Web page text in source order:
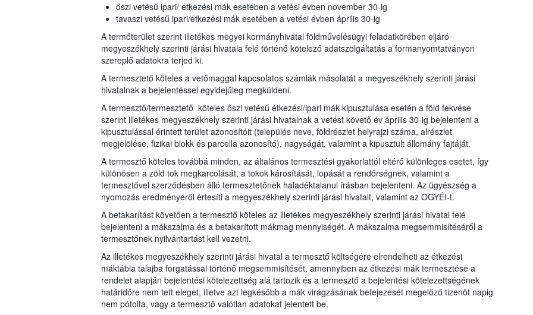
őszi vetésű ipari/ étkezési mák esetében a vetési évben november 30-ig
tavaszi vetésű ipari/étkezési mák esetében a vetési évben április 30-ig
A termőterület szerint illetékes megyei kormányhivatal földművelésügyi feladatkörében eljáró
megyeszékhely szerinti járási hivatala felé történő kötelező adatszolgáltatás a formanyomtatványon
szereplő adatokra terjed ki.
A termesztető köteles a vetőmaggal kapcsolatos számlák másolatát a megyeszékhely szerinti járási
hivatalnak a bejelentéssel egyidejűleg megküldeni.
A termesztő/termesztető köteles őszi vetésű étkezési/ipari mák kipusztulása esetén a föld fekvése
szerint illetékes megyeszékhely szerinti járási hivatalnak a vetést követő év április 30-ig bejelenteni a
kipusztulással érintett terület azonosítóit (település neve, földrészlet helyrajzi száma, alrészlet
megjelölése, fizikai blokk és parcella azonosító), nagyságát, valamint a kipusztult állomány fajtáját.
A termesztő köteles továbbá minden, az általános termesztési gyakorlattól eltérő különleges esetet, így
különösen a zöld tok megkarcolását, a tokok károsítását, lopását a rendőrségnek, valamint a
termesztővel szerződésben álló termesztetőnek haladéktalanul írásban bejelenteni. Az ügyészség a
nyomozás eredményéről értesíti a megyeszékhely szerinti járási hivatalt, valamint az OGYÉI-t.
A betakarítást követően a termesztő köteles az illetékes megyeszékhely szerinti járási hivatal felé
bejelenteni a mákszalma és a betakarított mákmag mennyiségét. A mákszalma megsemmisítéséről a
termesztőnek nyilvántartást kell vezetni.
Az illetékes megyeszékhely szerinti járási hivatal a termesztő költségére elrendelheti az étkezési
máktábla talajba forgatással történő megsemmisítését, amennyiben az étkezési mák termesztése a
rendelet alapján bejelentési kötelezettség alá tartozik és a termesztő a bejelentési kötelezettségének
határidőre nem tett eleget, illetve azt legkésőbb a mák virágzásának befejezését megelőző tizenöt napig
nem pótolta, vagy a termesztő valótlan adatokat jelentett be.